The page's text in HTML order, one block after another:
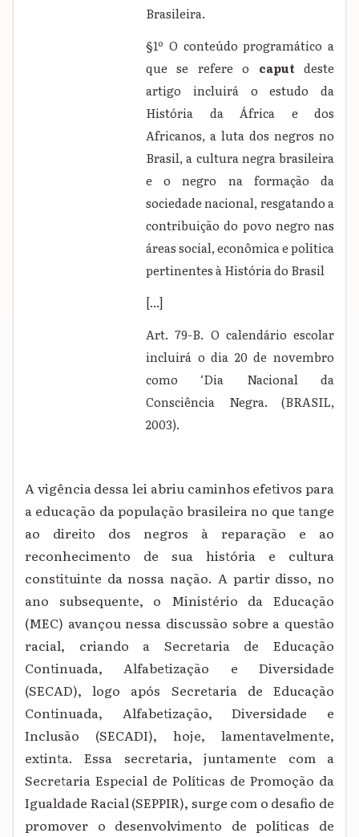
Brasileira.
§1º O conteúdo programático a
que se refere o caputdeste
artigo incluirá o estudo da
História da África e dos
Africanos, a luta dos negros no
Brasil, a cultura negra brasileira
e o negro na formação da
sociedade nacional, resgatando a
contribuição do povo negro nas
áreas social, econômica e política
pertinentes à História do Brasil
[...]
Art. 79-B. O calendário escolar
incluirá o dia 20 de novembro
como ‘Dia Nacional da
Consciência Negra. (BRASIL,
2003).
A vigência dessa lei abriu caminhos efetivos para
a educação da população brasileira no que tange
ao direito dos negros à reparação e ao
reconhecimento de sua história e cultura
constituinte da nossa nação. A partir disso, no
ano subsequente, o Ministério da Educação
(MEC) avançou nessa discussão sobre a questão
racial, criando a Secretaria de Educação
Continuada, Alfabetização e Diversidade
(SECAD), logo após Secretaria de Educação
Continuada, Alfabetização, Diversidade e
Inclusão (SECADI), hoje, lamentavelmente,
extinta. Essa secretaria, juntamente com a
Secretaria Especial de Políticas de Promoção da
Igualdade Racial (SEPPIR), surge com o desafio de
promover o desenvolvimento de políticas de